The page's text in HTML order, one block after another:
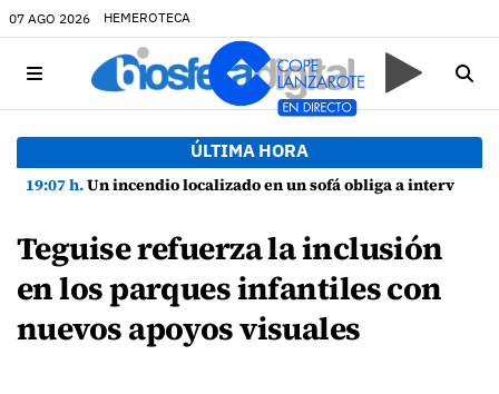
07 AGO 2026 HEMEROTECA
ÚLTIMA HORA
19:07 h.Un incendio localizado en un sofá obliga a intervenir en una vivienda de Playa Honda
Teguise refuerza la inclusión
en los parques infantiles con
nuevos apoyos visuales